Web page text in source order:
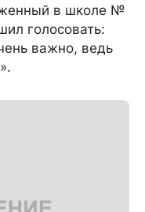
в школе №
голосовать:
важно, ведь